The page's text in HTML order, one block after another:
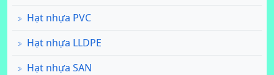
Hạt nhựa PVC
Hạt nhựa LLDPE
Hạt nhựa SAN